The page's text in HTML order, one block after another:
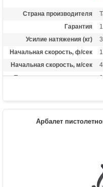
Страна производителя
Гарантия
Усилие натяжения (кг)
Начальная скорость, ф/сек
Начальная скорость, м/сек
Прицельная дальность, м
Стандарт стрел (дюймы)
Арбалет